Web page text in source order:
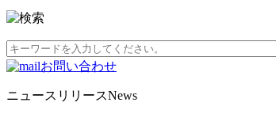
お問い合わせ
ニュースリリースNews